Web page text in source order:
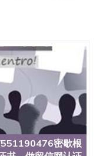
以办理澳洲毕
551190476申
哪里
可以修改成绩单
来吗551190476
拿到国外毕业证
微信551190476
找毕业证封皮
制QQ微信
信551190476快
外留学文凭认证
551190476密歇根